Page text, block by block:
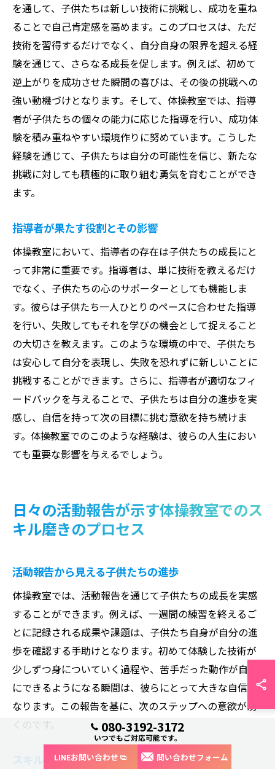
を通して、子供たちは新しい技術に挑戦し、成功を重ね
ることで自己肯定感を高めます。このプロセスは、ただ
技術を習得するだけでなく、自分自身の限界を超える経
験を通じて、さらなる成長を促します。例えば、初めて
逆上がりを成功させた瞬間の喜びは、その後の挑戦への
強い動機づけとなります。そして、体操教室では、指導
者が子供たちの個々の能力に応じた指導を行い、成功体
験を積み重ねやすい環境作りに努めています。こうした
経験を通じて、子供たちは自分の可能性を信じ、新たな
挑戦に対しても積極的に取り組む勇気を育むことができ
ます。
指導者が果たす役割とその影響
体操教室において、指導者の存在は子供たちの成長にと
って非常に重要です。指導者は、単に技術を教えるだけ
でなく、子供たちの心のサポーターとしても機能しま
す。彼らは子供たち一人ひとりのペースに合わせた指導
を行い、失敗してもそれを学びの機会として捉えること
の大切さを教えます。このような環境の中で、子供たち
は安心して自分を表現し、失敗を恐れずに新しいことに
挑戦することができます。さらに、指導者が適切なフィ
ードバックを与えることで、子供たちは自分の進歩を実
感し、自信を持って次の目標に挑む意欲を持ち続けま
す。体操教室でのこのような経験は、彼らの人生におい
ても重要な影響を与えるでしょう。
日々の活動報告が示す体操教室でのス
キル磨きのプロセス
活動報告から見える子供たちの進歩
体操教室では、活動報告を通じて子供たちの成長を実感
することができます。例えば、一週間の練習を終えるご
とに記録される成果や課題は、子供たち自身が自分の進
歩を確認する手助けとなります。初めて体験した技術が
少しずつ身についていく過程や、苦手だった動作が自然
にできるようになる瞬間は、彼らにとって大きな自信と
なります。この報告を基に、次のステップへの意欲が湧
くのです。
スキル磨きに必要な継続と反復
080-3192-3172
いつでもご対応可能です。
LINEお問い合わせ 問い合わせフォーム